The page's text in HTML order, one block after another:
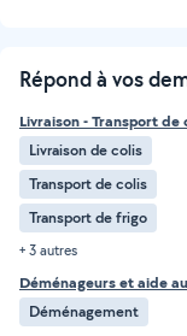
Répond à vos
Livraison - Transport de
Livraison de colis
Transport de colis
Transport de frigo
+ 3 autres
Déménageurs et aide
Déménagement